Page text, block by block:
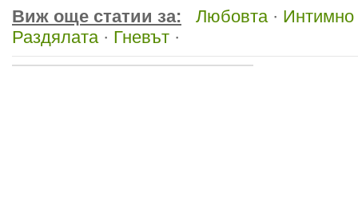
Виж още статии за: Любовта· Интимно
Раздялата· Гневът ·